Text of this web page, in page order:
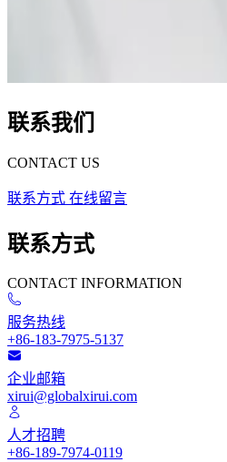
联系我们
CONTACT US
联系方式 在线留言
联系方式
CONTACT INFORMATION
服务热线
+86-183-7975-5137
企业邮箱
xirui@globalxirui.com
人才招聘
+86-189-7974-0119